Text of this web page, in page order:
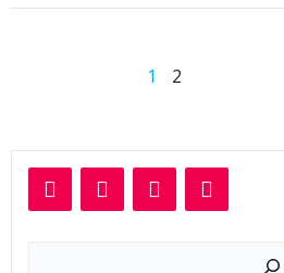
Navegación
por
las
Página
1 Página
2